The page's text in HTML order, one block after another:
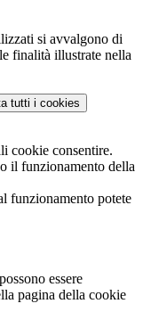
si avvalgono di
finalità illustrate nella
tutti i cookies
cookie consentire.
il funzionamento della
funzionamento potete
essere
pagina della cookie